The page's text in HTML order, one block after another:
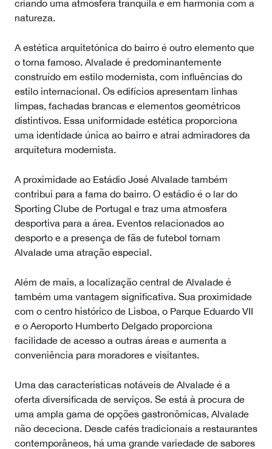
criando uma atmosfera tranquila e em harmonia com a
natureza.
A estética arquitetónica do bairro é outro elemento que
o torna famoso. Alvalade é predominantemente
construído em estilo modernista, com influências do
estilo internacional. Os edifícios apresentam linhas
limpas, fachadas brancas e elementos geométricos
distintivos. Essa uniformidade estética proporciona
uma identidade única ao bairro e atrai admiradores da
arquitetura modernista.
A proximidade ao Estádio José Alvalade também
contribui para a fama do bairro. O estádio é o lar do
Sporting Clube de Portugal e traz uma atmosfera
desportiva para a área. Eventos relacionados ao
desporto e a presença de fãs de futebol tornam
Alvalade uma atração especial.
Além de mais, a localização central de Alvalade é
também uma vantagem significativa. Sua proximidade
com o centro histórico de Lisboa, o Parque Eduardo VII
e o Aeroporto Humberto Delgado proporciona
facilidade de acesso a outras áreas e aumenta a
conveniência para moradores e visitantes.
Uma das características notáveis de Alvalade é a
oferta diversificada de serviços. Se está à procura de
uma ampla gama de opções gastronômicas, Alvalade
não dececiona. Desde cafés tradicionais a restaurantes
contemporâneos, há uma grande variedade de sabores